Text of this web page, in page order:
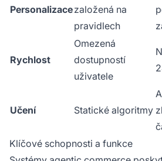
Personalizacezaložená na
pravidlech
Rychlost
Omezená
dostupností
uživatele
Učení Statické algoritmy
Klíčové schopnosti a funkce